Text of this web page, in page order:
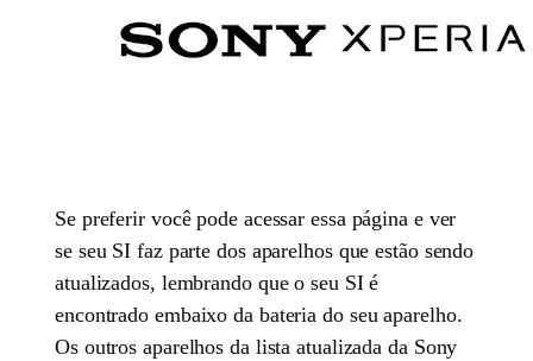
Se preferir você pode acessar essa página e ver
se seu SI faz parte dos aparelhos que estão sendo
atualizados, lembrando que o seu SI é
encontrado embaixo da bateria do seu aparelho.
Os outros aparelhos da lista atualizada da Sony